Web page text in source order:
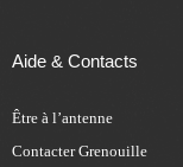
Aide & Contacts
Être à l’antenne
Contacter Grenouille